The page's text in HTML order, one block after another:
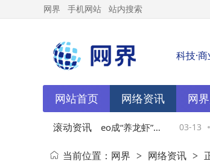
网界 手机网站 站内搜索
科技·
网站首页 网络资讯 网
滚动资讯
Mini与MacBook Neo成“养龙虾”热
，存储扩容方案来了
03-13
当前位置： 网界 > 网络资讯 >